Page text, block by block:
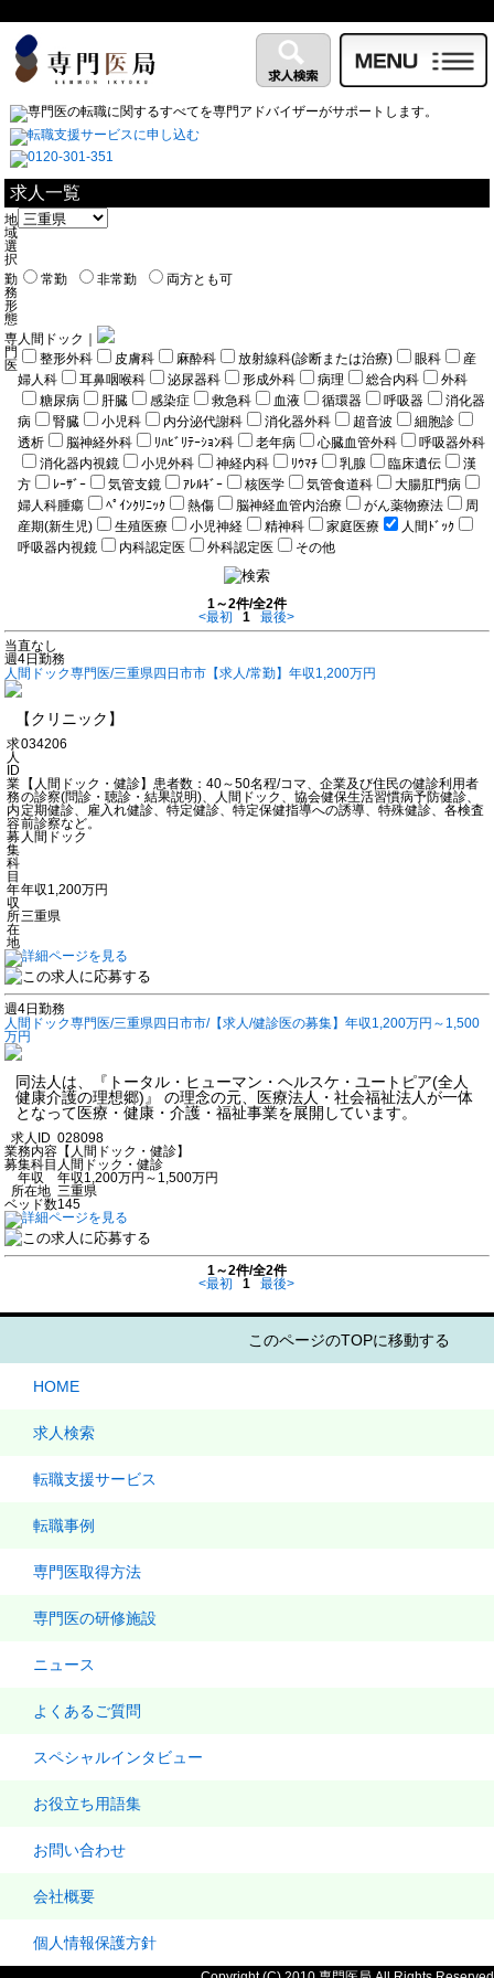
求人一覧
地
域
選
択
勤
務
形
態
常勤 非常勤 両方とも可
専
門
医
人間ドック｜
整形外科
皮膚科 麻酔科 放射線科(診断または治療) 眼科
産
婦人科
耳鼻咽喉科 泌尿器科 形成外科 病理 総合内科
外科
糖尿病
肝臓 感染症 救急科 血液 循環器 呼吸器
消化器
病
腎臓 小児科 内分泌代謝科 消化器外科 超音波
細胞診
透析
脳神経外科 ﾘﾊﾋﾞﾘﾃｰｼｮﾝ科 老年病 心臓血管外科
呼吸器外科
消化器内視鏡
小児外科 神経内科 ﾘｳﾏﾁ 乳腺 臨床遺伝
漢
方
ﾚｰｻﾞｰ 気管支鏡 ｱﾚﾙｷﾞｰ 核医学 気管食道科
大腸肛門病
婦人科腫瘍
ﾍﾟｲﾝｸﾘﾆｯｸ 熱傷 脳神経血管内治療 がん薬物療法
周
産期(新生児)
生殖医療 小児神経 精神科 家庭医療
人間ﾄﾞｯｸ
呼吸器内視鏡
内科認定医 外科認定医 その他
1～2件/全2件
<最初
1
最後>
当直なし
週4日勤務
人間ドック専門医/三重県四日市市【求人/常勤】年収1,200万円
【クリニック】
求
人
ID
034206
業
務
内
容
【人間ドック・健診】患者数：40～50名程/コマ、企業及び住民の健診利用者
の診察(問診・聴診・結果説明)、人間ドック、協会健保生活習慣病予防健診、
定期健診、雇入れ健診、特定健診、特定保健指導への誘導、特殊健診、各検査
前診察など。
募
集
科
目
人間ドック
年
収
年収1,200万円
所
在
地
三重県
週4日勤務
人間ドック専門医/三重県四日市市/【求人/健診医の募集】年収1,200万円～1,500
万円
同法人は、『トータル・ヒューマン・ヘルスケ・ユートピア(全人
健康介護の理想郷)』 の理念の元、医療法人・社会福祉法人が一体
となって医療・健康・介護・福祉事業を展開しています。
求人ID 028098
業務内容 【人間ドック・健診】
募集科目 人間ドック・健診
年収
年収1,200万円～1,500万円
所在地 三重県
ベッド数145
1～2件/全2件
<最初
1 最後>
このページのTOPに移動する
HOME
求人検索
転職支援サービス
転職事例
専門医取得方法
専門医の研修施設
ニュース
よくあるご質問
スペシャルインタビュー
お役立ち用語集
お問い合わせ
会社概要
個人情報保護方針